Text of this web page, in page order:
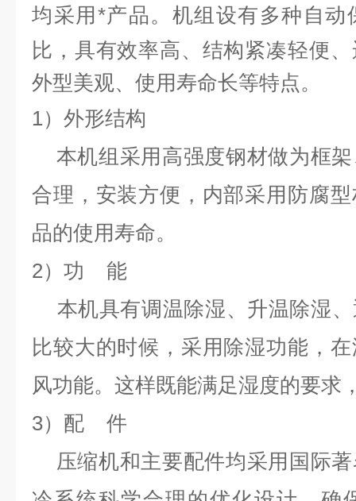
均采用*产品。机组设有多种自动
比，具有效率高、结构紧凑轻便
外型美观、使用寿命长等特点。
1）外形结构
本机组采用高强度钢材做为框
合理，安装方便，内部采用防腐
品的使用寿命。
2）功 能
本机具有调温除湿、升温除湿
比较大的时候，采用除湿功能，
风功能。这样既能满足湿度的要求
3）配 件
压缩机和主要配件均采用国际